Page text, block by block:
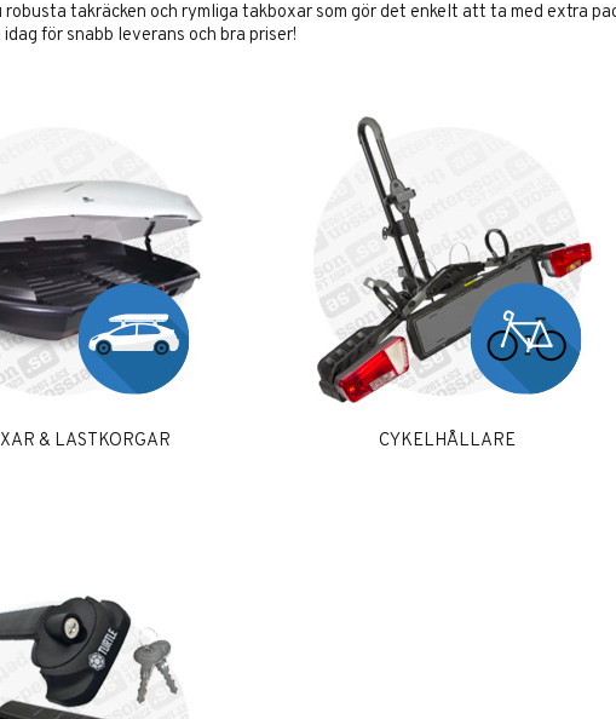
takräcken och rymliga takboxar som gör det enkelt att ta med extra
för snabb leverans och bra priser!
& LASTKORGAR CYKELHÅLLARE